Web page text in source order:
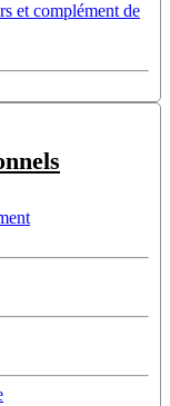
et complément de